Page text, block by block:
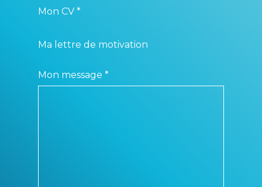
Mon CV *
Ma lettre de motivation
Mon message *